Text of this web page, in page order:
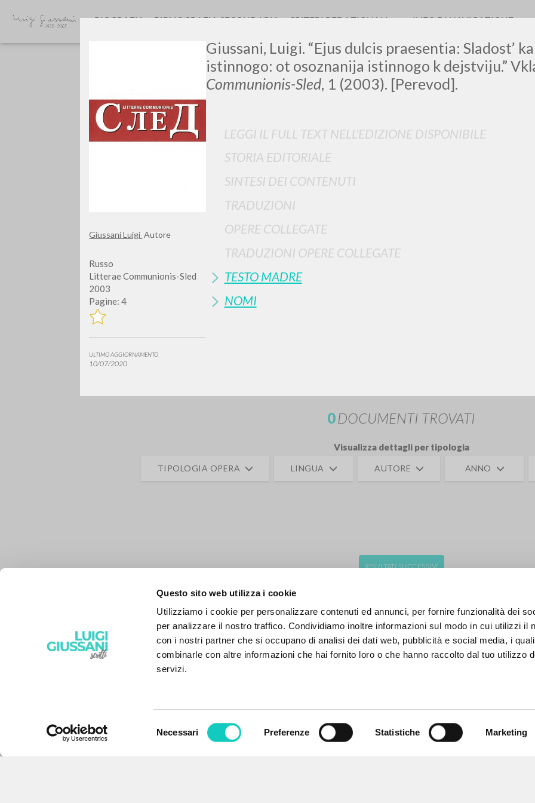
Questo sito web utilizza i cookie
Utilizziamo i cookie per personalizzare contenuti ed annunci, per fornire funzionalità dei
per analizzare il nostro traffico. Condividiamo inoltre informazioni sul modo in cui utilizzi il
con i nostri partner che si occupano di analisi dei dati web, pubblicità e social media, i
combinarle con altre informazioni che hai fornito loro o che hanno raccolto dal tuo utilizzo
servizi.
Necessari Preferenze Statistiche Marketing
Giussani Luigi Autore
Russo
Litterae Communionis-Sled
2003
Pagine: 4
ULTIMO AGGIORNAMENTO
10/07/2020
Giussani, Luigi. “Ejus dulcis praesentia: Sladost’
istinnogo: ot osoznanija istinnogo k dejstviju.”
Communionis-Sled, 1 (2003). [Perevod].
LEGGI IL FULL TEXT NELL'EDIZIONE DISPONIBILE
STORIA EDITORIALE
SINTESI DEI CONTENUTI
TRADUZIONI
OPERE COLLEGATE
TRADUZIONI OPERE COLLEGATE
TESTO MADRE
NOMI
LUIGI
GIUSSANI
scritti
BIOGRAFIA BIBLIOGRAFIA SECONDARIA CRITERI REDAZIONALI INFO DI NAVIGAZIONE
0DOCUMENTI TROVATI
Visualizza dettagli per tipologia
TIPOLOGIA OPERA LINGUA AUTORE ANNO
RISULTATI SUCCESSIVI
IL PROGETTO NAVIGA LINGUA